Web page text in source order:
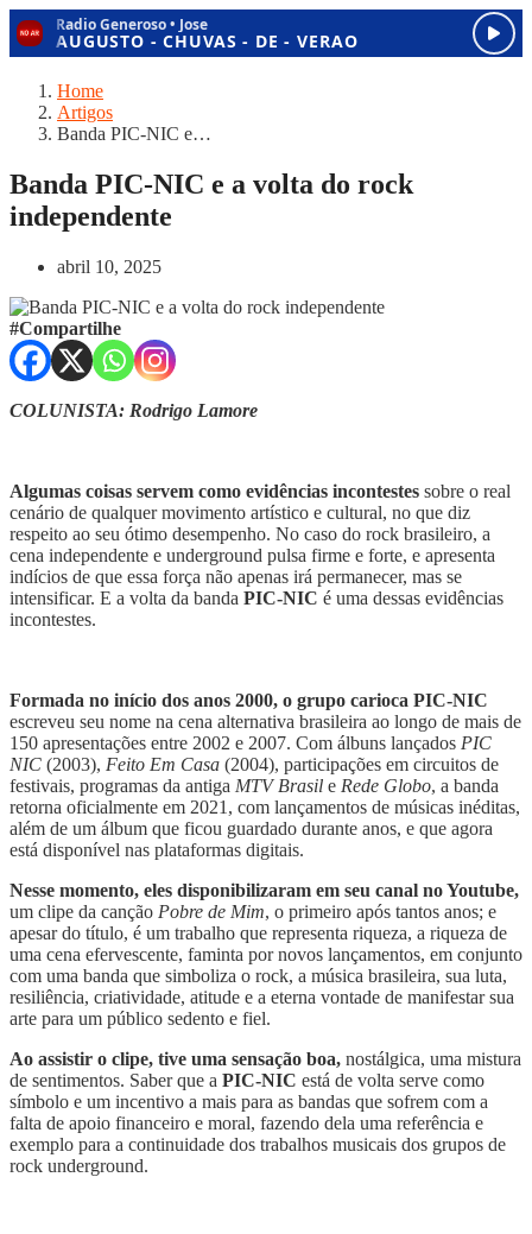
Home
Artigos
Banda PIC-NIC e…
Banda PIC-NIC e a volta do rock
independente
abril 10, 2025
#Compartilhe
COLUNISTA: Rodrigo Lamore
Algumas coisas servem como evidências incontestes sobre o real
cenário de qualquer movimento artístico e cultural, no que diz
respeito ao seu ótimo desempenho. No caso do rock brasileiro, a
cena independente e underground pulsa firme e forte, e apresenta
indícios de que essa força não apenas irá permanecer, mas se
intensificar. E a volta da banda PIC-NIC é uma dessas evidências
incontestes.
Formada no início dos anos 2000, o grupo carioca PIC-NIC
escreveu seu nome na cena alternativa brasileira ao longo de mais de
150 apresentações entre 2002 e 2007. Com álbuns lançados PIC
NIC (2003), Feito Em Casa (2004), participações em circuitos de
festivais, programas da antiga MTV Brasil e Rede Globo, a banda
retorna oficialmente em 2021, com lançamentos de músicas inéditas,
além de um álbum que ficou guardado durante anos, e que agora
está disponível nas plataformas digitais.
Nesse momento, eles disponibilizaram em seu canal no Youtube,
um clipe da canção Pobre de Mim, o primeiro após tantos anos; e
apesar do título, é um trabalho que representa riqueza, a riqueza de
uma cena efervescente, faminta por novos lançamentos, em conjunto
com uma banda que simboliza o rock, a música brasileira, sua luta,
resiliência, criatividade, atitude e a eterna vontade de manifestar sua
arte para um público sedento e fiel.
Ao assistir o clipe, tive uma sensação boa, nostálgica, uma mistura
de sentimentos. Saber que a PIC-NIC está de volta serve como
símbolo e um incentivo a mais para as bandas que sofrem com a
falta de apoio financeiro e moral, fazendo dela uma referência e
exemplo para a continuidade dos trabalhos musicais dos grupos de
rock underground.